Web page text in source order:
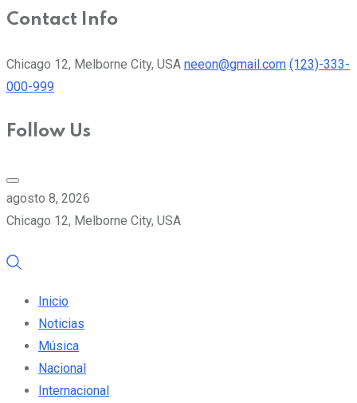
Contact Info
Chicago 12, Melborne City, USA neeon@gmail.com (123)-333-
000-999
Follow Us
agosto 8, 2026
Chicago 12, Melborne City, USA
Inicio
Noticias
Música
Nacional
Internacional